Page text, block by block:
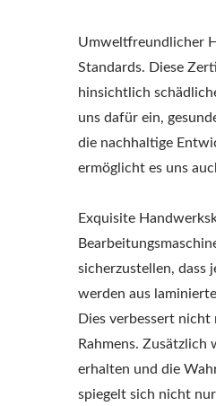
Umweltfreundlicher
Standards. Diese
hinsichtlich
uns dafür ein,
die nachhaltige
ermöglicht es uns
Exquisite
sicherzustellen, dass
werden aus
Dies verbessert
Rahmens. Zusätzlich
erhalten und die
spiegelt sich nicht